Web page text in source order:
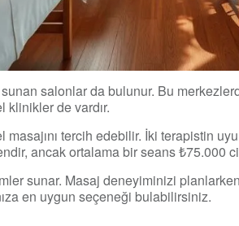
salonlar da bulunur. Bu
klinikler de vardır.
tercih edebilir. İki terapistin
ancak ortalama bir seans ₺75.000
sunar. Masaj deneyiminizi
en uygun seçeneği bulabilirsiniz.